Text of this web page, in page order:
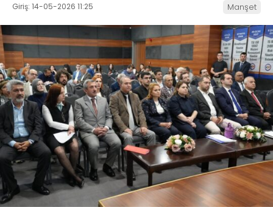
Giriş: 14-05-2026 11:25 Manşet